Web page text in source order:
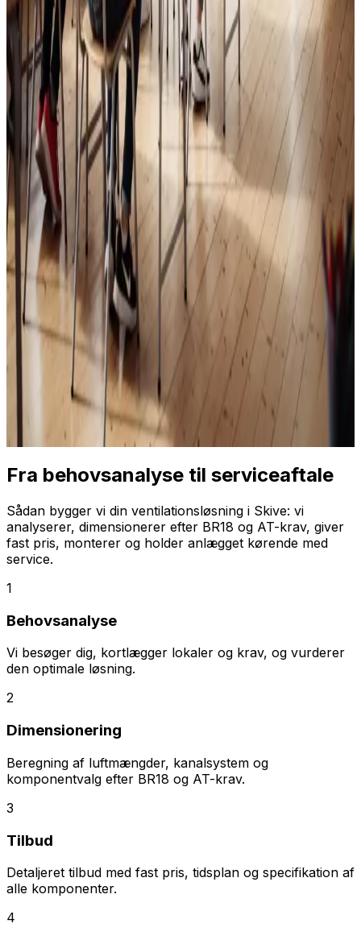
Skoleventilation
Frisk luft og bedre koncentration i skoler og institutioner
i Skive.
Læs mere
Fra behovsanalyse til serviceaftale
Sådan bygger vi din ventilationsløsning i Skive: vi
analyserer, dimensionerer efter BR18 og AT-krav, giver
fast pris, monterer og holder anlægget kørende med
service.
1
Behovsanalyse
Vi besøger dig, kortlægger lokaler og krav, og vurderer
den optimale løsning.
2
Dimensionering
Beregning af luftmængder, kanalsystem og
komponentvalg efter BR18 og AT-krav.
3
Tilbud
Detaljeret tilbud med fast pris, tidsplan og specifikation af
alle komponenter.
4